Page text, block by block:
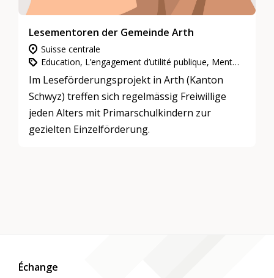
Lesementoren der Gemeinde Arth
Suisse centrale
Education, L’engagement d’utilité publique, Mentoring
Im Leseförderungsprojekt in Arth (Kanton
Schwyz) treffen sich regelmässig Freiwillige
jeden Alters mit Primarschulkindern zur
gezielten Einzelförderung.
Échange